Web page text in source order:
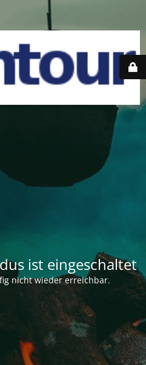
ist eingeschaltet
nicht wieder erreichbar.